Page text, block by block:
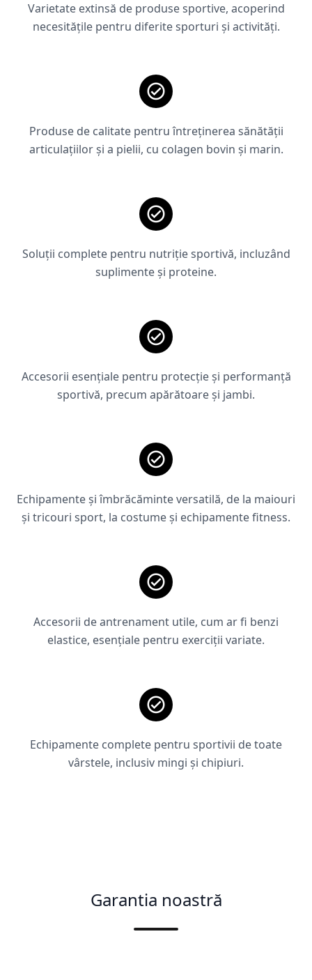
Varietate extinsă de produse sportive, acoperind
necesitățile pentru diferite sporturi și activități.
Produse de calitate pentru întreținerea sănătății
articulațiilor și a pielii, cu colagen bovin și marin.
Soluții complete pentru nutriție sportivă, incluzând
suplimente și proteine.
Accesorii esențiale pentru protecție și performanță
sportivă, precum apărătoare și jambi.
Echipamente și îmbrăcăminte versatilă, de la maiouri
și tricouri sport, la costume și echipamente fitness.
Accesorii de antrenament utile, cum ar fi benzi
elastice, esențiale pentru exerciții variate.
Echipamente complete pentru sportivii de toate
vârstele, inclusiv mingi și chipiuri.
Garantia noastră